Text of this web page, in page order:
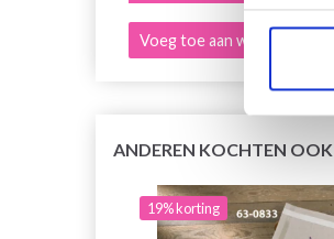
Voeg toe aan winkelwagen
ANDEREN KOCHTEN OOK
19% korting